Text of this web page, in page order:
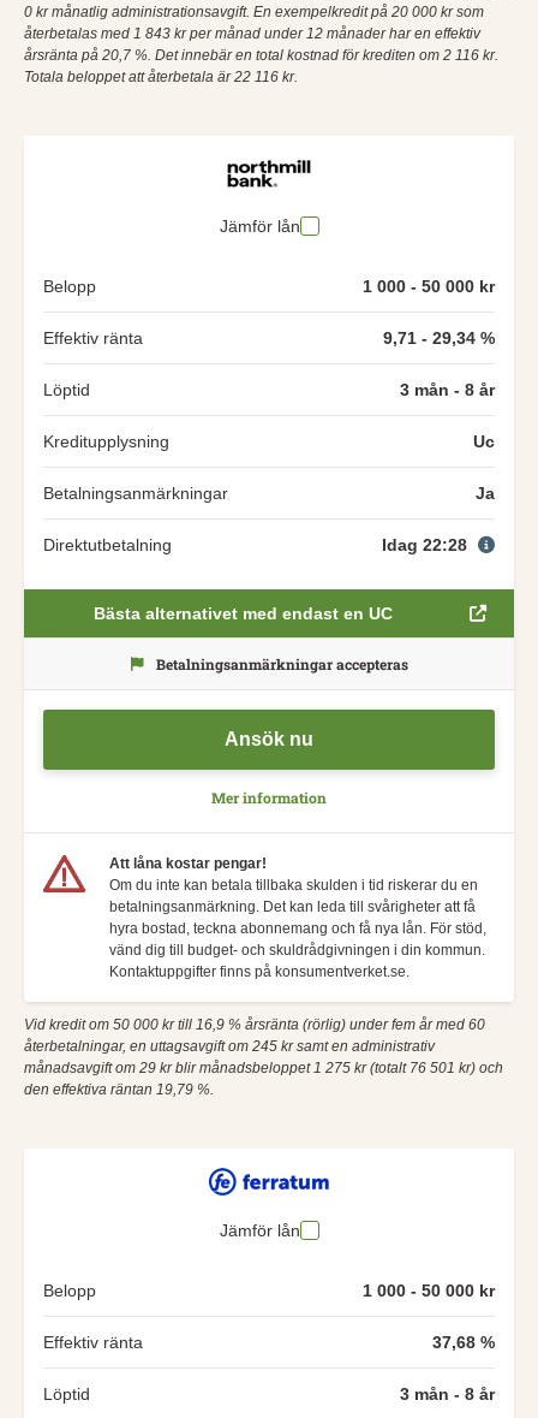
0 kr månatlig administrationsavgift. En exempelkredit på 20 000 kr som
återbetalas med 1 843 kr per månad under 12 månader har en effektiv
årsränta på 20,7 %. Det innebär en total kostnad för krediten om 2 116 kr.
Totala beloppet att återbetala är 22 116 kr.
Jämför lån
Belopp 1 000 - 50 000 kr
Effektiv ränta 9,71 - 29,34 %
Löptid 3 mån - 8 år
Kreditupplysning Uc
Betalningsanmärkningar Ja
Direktutbetalning Idag 22:28
Ansök nu
Mer information
Bästa alternativet med endast en UC
Betalningsanmärkningar accepteras
Att låna kostar pengar!
Om du inte kan betala tillbaka skulden i tid riskerar du en
betalningsanmärkning. Det kan leda till svårigheter att få
hyra bostad, teckna abonnemang och få nya lån. För stöd,
vänd dig till budget- och skuldrådgivningen i din kommun.
Kontaktuppgifter finns på konsumentverket.se.
Vid kredit om 50 000 kr till 16,9 % årsränta (rörlig) under fem år med 60
återbetalningar, en uttagsavgift om 245 kr samt en administrativ
månadsavgift om 29 kr blir månadsbeloppet 1 275 kr (totalt 76 501 kr) och
den effektiva räntan 19,79 %.
Jämför lån
Belopp 1 000 - 50 000 kr
Effektiv ränta 37,68 %
Löptid 3 mån - 8 år